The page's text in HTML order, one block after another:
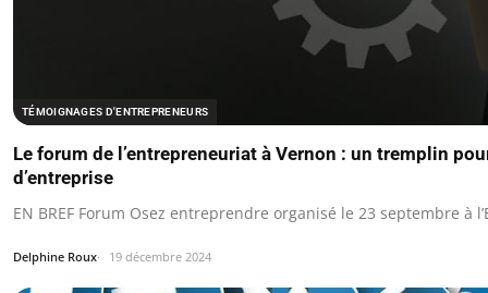
TÉMOIGNAGES D'ENTREPRENEURS
Le forum de l’entrepreneuriat à Vernon : un tremplin
d’entreprise
EN BREF Forum Osez entreprendre organisé le 23 septembre à
Delphine Roux 19 décembre 2024